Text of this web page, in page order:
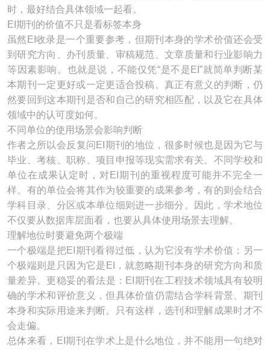
时，最好结合具体领域一起看。
EI期刊的价值不只是看标签本身
虽然EI收录是一个重要参考，但期刊本身的学术价值还会受
到研究方向、办刊质量、审稿规范、文章质量和行业影响力
等因素影响。也就是说，不能仅凭“是不是EI”就简单判断某
本期刊一定更好或一定更适合投稿。真正有意义的判断，仍
然要回到这本期刊是否和自己的研究相匹配，以及它在具体
领域中的认可度如何。
不同单位的使用场景会影响判断
作者之所以会反复问EI期刊的地位，很多时候也是因为它与
毕业、考核、职称、项目申报等现实需求有关。不同学校和
单位在成果认定时，对EI期刊的重视程度可能并不完全一
样。有的单位会将其作为较重要的成果参考，有的则会结合
学科目录、分区或本单位细则进一步细分。因此，学术地位
不仅要从数据库层面看，也要从具体使用场景去理解。
理解地位时要避免两个极端
一个极端是把EI期刊看得过低，认为它没有学术价值；另一
个极端则是只因为它是EI，就忽略期刊本身的研究方向和质
量差异。更稳妥的看法是：EI期刊在工程技术领域具有较明
确的学术和评价意义，但具体价值仍需结合学科背景、期刊
本身和实际用途来判断。只有这样，选刊和理解成果时才不
会走偏。
总体来看，EI期刊在学术上是什么地位，并不能用一句绝对